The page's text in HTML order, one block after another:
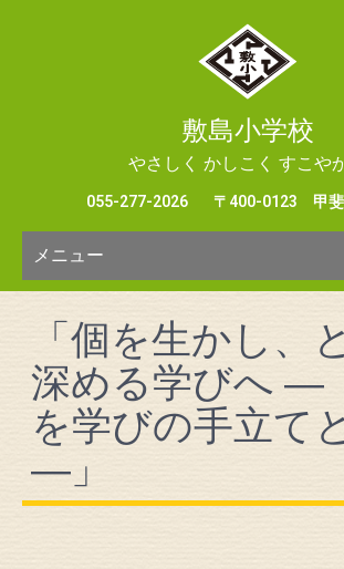
敷島小学校
やさしく かしこく すこや
055-277-2026 〒400-0123 甲斐
メニュー
「個を生かし、
深める学びへ ―
を学びの手立て
―」